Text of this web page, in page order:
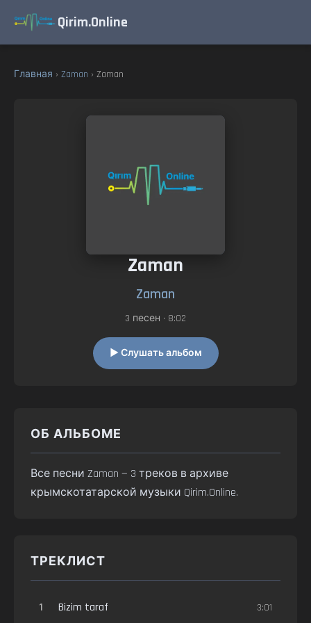
Qirim.Online
Главная › Zaman › Zaman
Zaman
Zaman
3 песен • 8:02
▶ Слушать альбом
ОБ АЛЬБОМЕ
Все песни Zaman — 3 треков в архиве
крымскотатарской музыки Qirim.Online.
ТРЕКЛИСТ
1 Bizim taraf 3:01